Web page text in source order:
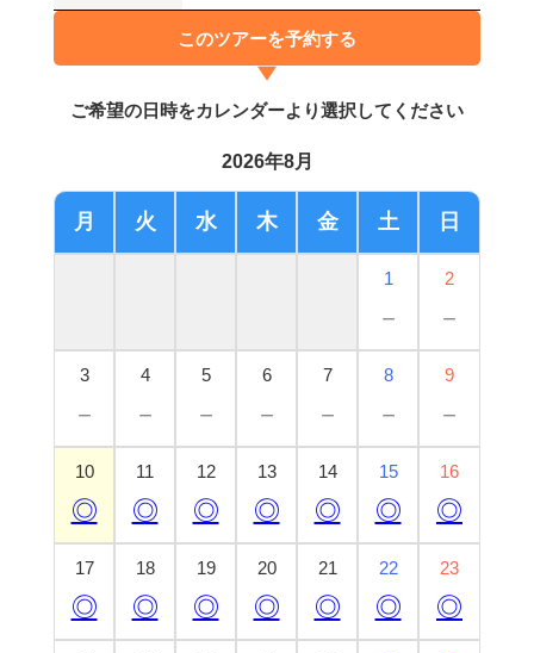
このツアーを予約する
ご希望の日時をカレンダーより選択してください
2026年8月
月 火 水 木 金 土 日
1
－
2
－
3
－
4
－
5
－
6
－
7
－
8
－
9
－
10
◎
11
◎
12
◎
13
◎
14
◎
15
◎
16
◎
17
◎
18
◎
19
◎
20
◎
21
◎
22
◎
23
◎